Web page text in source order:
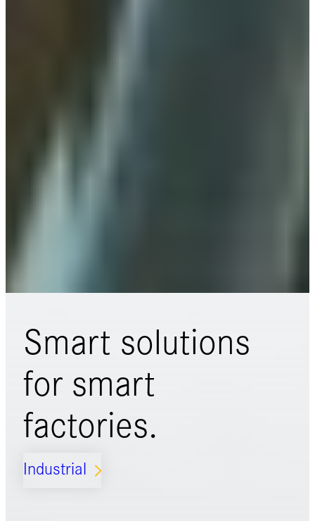
Smart solutions
for smart
factories.
Industrial ARROW_FORWARD_IOS